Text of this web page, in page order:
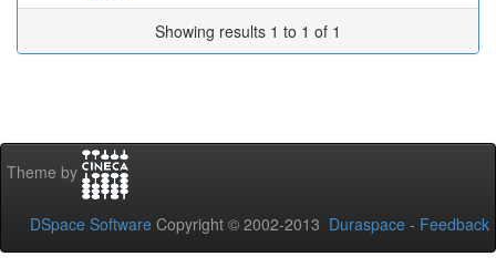
Showing results 1 to 1 of 1
Theme by
DSpace Software Copyright © 2002-2013 Duraspace - Feedback